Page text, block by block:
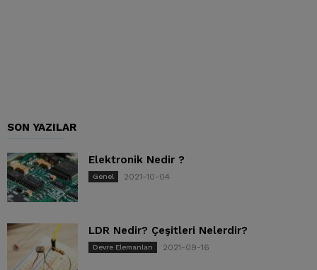
SON YAZILAR
Elektronik Nedir ?
Genel 2021-10-04
LDR Nedir? Çeşitleri Nelerdir?
Devre Elemanları 2021-09-16